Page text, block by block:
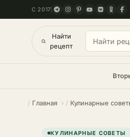
С 2017
Найти
рецепт
Главная Кулинарные
КУЛИНАРНЫЕ СОВЕТЫ